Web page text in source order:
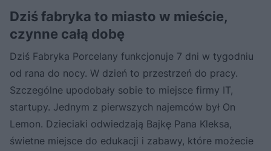
Dziś fabryka to miasto w mieście,
czynne całą dobę
Dziś Fabryka Porcelany funkcjonuje 7 dni w tygodniu
od rana do nocy. W dzień to przestrzeń do pracy.
Szczególne upodobały sobie to miejsce firmy IT,
startupy. Jednym z pierwszych najemców był On
Lemon. Dzieciaki odwiedzają Bajkę Pana Kleksa,
świetne miejsce do edukacji i zabawy, które możecie